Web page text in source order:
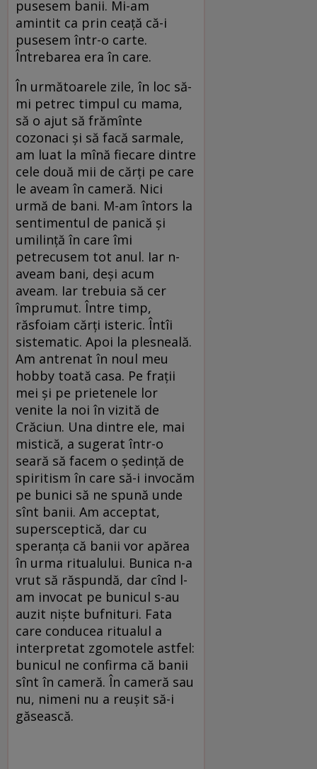
pusesem banii. Mi-am
amintit ca prin ceață că-i
pusesem într-o carte.
Întrebarea era în care.
În următoarele zile, în loc să-
mi petrec timpul cu mama,
să o ajut să frămînte
cozonaci și să facă sarmale,
am luat la mînă fiecare dintre
cele două mii de cărți pe care
le aveam în cameră. Nici
urmă de bani. M-am întors la
sentimentul de panică și
umilință în care îmi
petrecusem tot anul. Iar n-
aveam bani, deși acum
aveam. Iar trebuia să cer
împrumut. Între timp,
răsfoiam cărți isteric. Întîi
sistematic. Apoi la plesneală.
Am antrenat în noul meu
hobby toată casa. Pe frații
mei și pe prietenele lor
venite la noi în vizită de
Crăciun. Una dintre ele, mai
mistică, a sugerat într-o
seară să facem o ședință de
spiritism în care să-i invocăm
pe bunici să ne spună unde
sînt banii. Am acceptat,
supersceptică, dar cu
speranța că banii vor apărea
în urma ritualului. Bunica n-a
vrut să răspundă, dar cînd l-
am invocat pe bunicul s-au
auzit niște bufnituri. Fata
care conducea ritualul a
interpretat zgomotele astfel:
bunicul ne confirma că banii
sînt în cameră. În cameră sau
nu, nimeni nu a reușit să-i
găsească.